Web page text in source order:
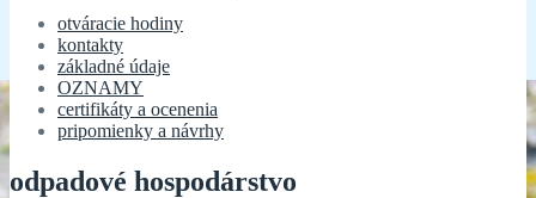
otváracie hodiny
kontakty
základné údaje
OZNAMY
certifikáty a ocenenia
pripomienky a návrhy
odpadové hospodárstvo